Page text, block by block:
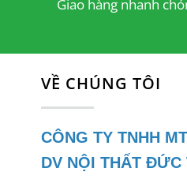
Giao hàng nhanh
VỀ CHÚNG TÔI
CÔNG TY TNHH
DV NỘI THẤT ĐỨC